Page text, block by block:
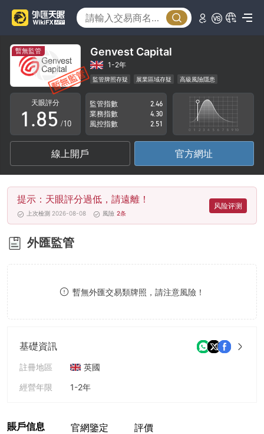
暫無監管 Genvest Capital
1-2年
監管牌照存疑 展業區域存疑 高級風險隱患
天眼評分
0
1
2
3
4
5
6
7
.
4
5
6
7
8
9
1
2
3
4
5
6
7
8
9
/10
監管指數
2.46
業務指數
4.30
風控指數
2.51
線上開戶 官方網址
提示：天眼評分過低，請遠離！
上次檢測 2026-08-08 風險 2条
风险评测
外匯監管
暫無外匯交易類牌照，請注意風險！
基礎資訊
註冊地區
英國
經營年限
1-2年
賬戶信息 官網鑒定 評價